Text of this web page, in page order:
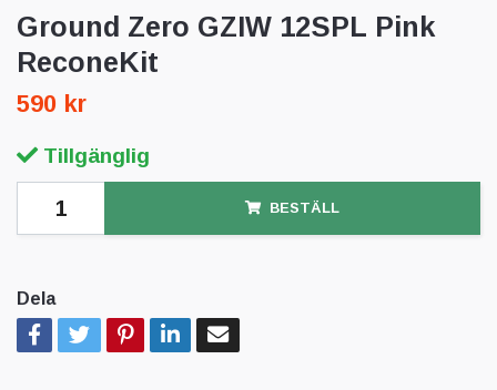
Ground Zero GZIW 12SPL Pink
ReconeKit
590 kr
Tillgänglig
BESTÄLL
Dela